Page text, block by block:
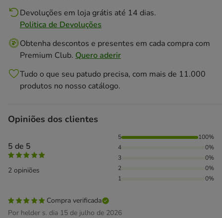
Devoluções em loja grátis até 14 dias.
Politica de Devoluções
Obtenha descontos e presentes em cada compra com
Premium Club. Quero aderir
Tudo o que seu patudo precisa, com mais de 11.000
produtos no nosso catálogo.
Opiniões dos clientes
5 de 5
2 opiniões
100% das pessoas avaliaram com 5 estrelas,
5
100%
4
0%
3
0%
2
0%
1
0%
Compra verificada
Por helder s. dia 15 de julho de 2026